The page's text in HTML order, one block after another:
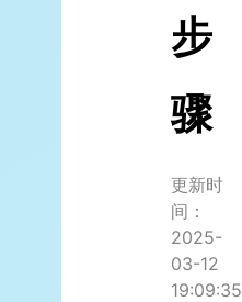
步
骤
更新时
间：
2025-
03-12
19:09:35